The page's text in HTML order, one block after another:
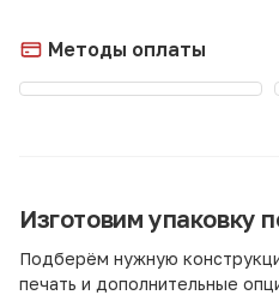
Методы оплаты
Изготовим упаковку
Подберём нужную
печать и дополнительные